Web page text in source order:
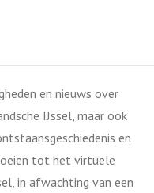
en nieuws over
IJssel, maar ook
en
tot het virtuele
in afwachting van een